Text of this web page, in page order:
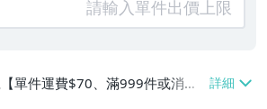
單件運費$70、滿999件或消費
免運費】